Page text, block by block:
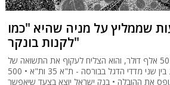
שממליץ על מניה שהיא "כמו
לקנות בונקר"
נתנו לקלוד להשקיע 50 אלף דולר, והוא הצליח לעקוף את התשואה של S&P
500 • לאחרונה נפער פער חריג בין שני מדדי הדגל בבורסה - ת"א 35 ות"א
כאשר דווקא ת"א 35 תופס את ההובלה • בנק ישראל יוצא בצעד שיאפשר